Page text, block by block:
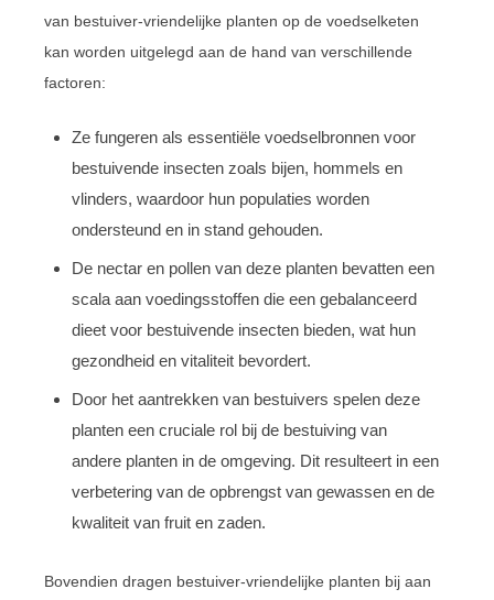
van bestuiver-vriendelijke planten op de voedselketen
kan worden uitgelegd aan de hand van verschillende
factoren:
Ze fungeren als essentiële voedselbronnen voor
bestuivende insecten zoals bijen, hommels en
vlinders, waardoor hun populaties worden
ondersteund en in stand gehouden.
De nectar en pollen van deze planten bevatten een
scala aan voedingsstoffen die een gebalanceerd
dieet voor bestuivende insecten bieden, wat hun
gezondheid en vitaliteit bevordert.
Door het aantrekken van bestuivers spelen deze
planten een cruciale rol bij de bestuiving van
andere planten in de omgeving. Dit resulteert in een
verbetering van de opbrengst van gewassen en de
kwaliteit van fruit en zaden.
Bovendien dragen bestuiver-vriendelijke planten bij aan